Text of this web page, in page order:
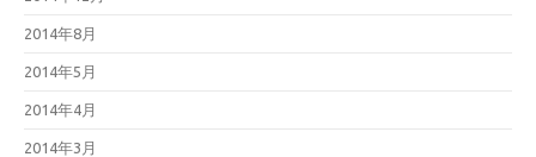
2014年8月
2014年5月
2014年4月
2014年3月